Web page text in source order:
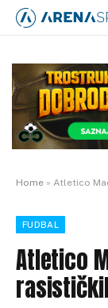
Home » Atletico
FUDBAL
Atletico